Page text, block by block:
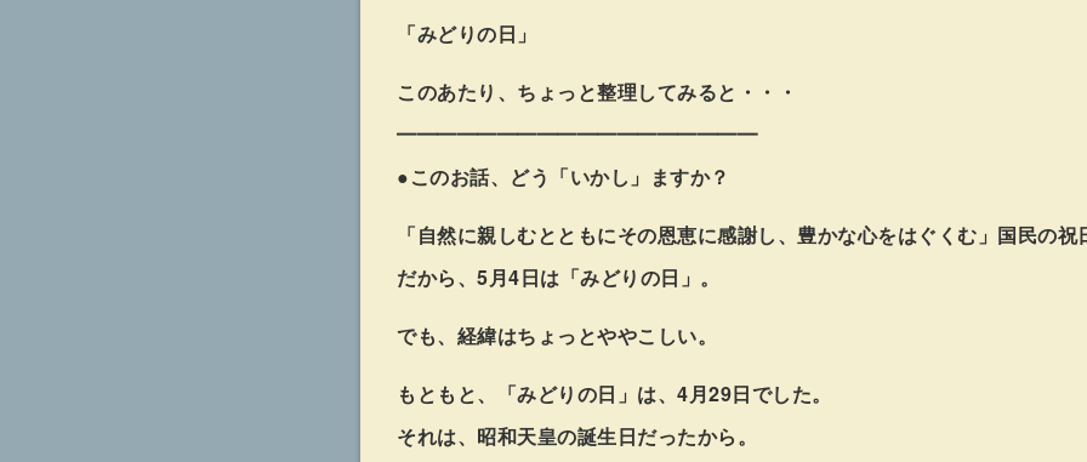
「みどりの日」
このあたり、ちょっと整理してみると・・・
━━━━━━━━━━━━━━━━━━
●このお話、どう「いかし」ますか？
自然に親しむとともにその恩恵に感謝し、豊かな心をはぐくむ
国民の祝
だから、5月4日は「みどりの日」。
でも、経緯はちょっとややこしい。
もともと、「みどりの日」は、4月29日でした。
それは、昭和天皇の誕生日だったから。